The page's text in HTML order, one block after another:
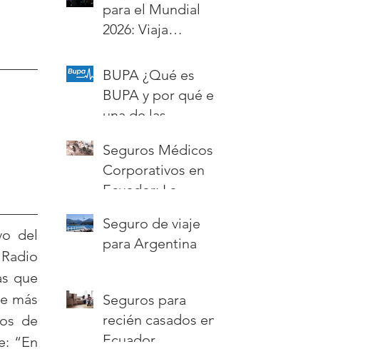
del
que
más
de
“En
para el Mundial
2026: Viaja
Estados Unidos,
México y Canadá
BUPA ¿Qué es
BUPA y por qué es
una de las
aseguradoras del
mundo?
Seguros Médicos
Corporativos en
Ecuador: La
Perfecta para tu
Empresa
Seguro de viaje
para Argentina
Seguros para
recién casados en
Ecuador